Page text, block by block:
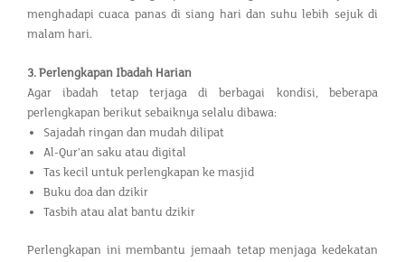
menghadapi cuaca panas di siang hari dan suhu lebih sejuk di
malam hari.
3. Perlengkapan Ibadah Harian
Agar ibadah tetap terjaga di berbagai kondisi, beberapa
perlengkapan berikut sebaiknya selalu dibawa:
Sajadah ringan dan mudah dilipat
Al-Qur’an saku atau digital
Tas kecil untuk perlengkapan ke masjid
Buku doa dan dzikir
Tasbih atau alat bantu dzikir
Perlengkapan ini membantu jemaah tetap menjaga kedekatan